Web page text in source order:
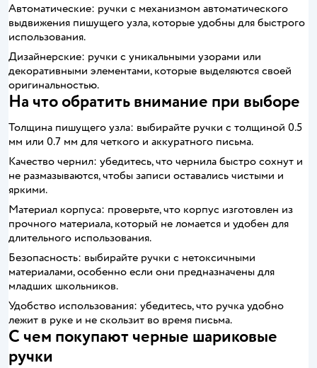
Автоматические: ручки с механизмом автоматического
выдвижения пишущего узла, которые удобны для быстрого
использования.
Дизайнерские: ручки с уникальными узорами или
декоративными элементами, которые выделяются своей
оригинальностью.
На что обратить внимание при выборе
Толщина пишущего узла: выбирайте ручки с толщиной 0.5
мм или 0.7 мм для четкого и аккуратного письма.
Качество чернил: убедитесь, что чернила быстро сохнут и
не размазываются, чтобы записи оставались чистыми и
яркими.
Материал корпуса: проверьте, что корпус изготовлен из
прочного материала, который не ломается и удобен для
длительного использования.
Безопасность: выбирайте ручки с нетоксичными
материалами, особенно если они предназначены для
младших школьников.
Удобство использования: убедитесь, что ручка удобно
лежит в руке и не скользит во время письма.
С чем покупают черные шариковые
ручки